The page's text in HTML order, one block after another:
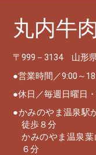
丸内牛
〒999－3134 山形
営業時間／9:00～
休日／毎週日曜日
かみのやま温泉駅
徒歩８分
かみのやま温泉
６分